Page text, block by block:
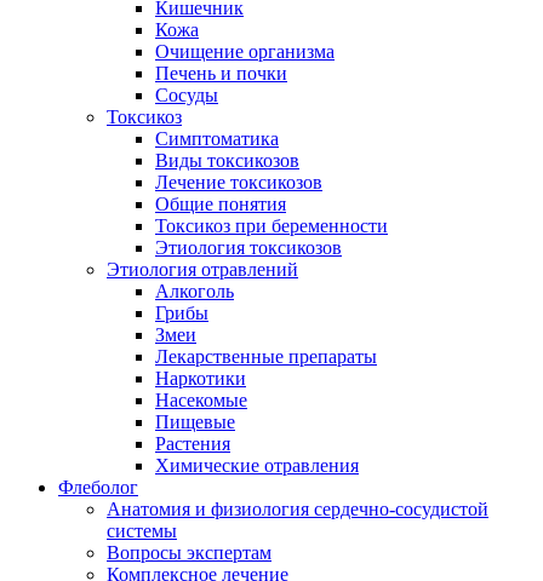
Кишечник
Кожа
Очищение организма
Печень и почки
Сосуды
Токсикоз
Cимптоматика
Виды токсикозов
Лечение токсикозов
Общие понятия
Токсикоз при беременности
Этиология токсикозов
Этиология отравлений
Алкоголь
Грибы
Змеи
Лекарственные препараты
Наркотики
Насекомые
Пищевые
Растения
Химические отравления
Флеболог
Анатомия и физиология сердечно-сосудистой
системы
Вопросы экспертам
Комплексное лечение